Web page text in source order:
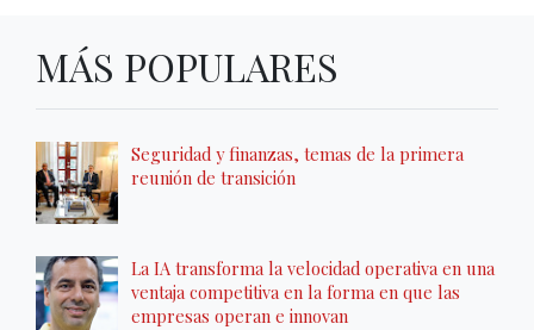
MÁS POPULARES
Seguridad y finanzas, temas de la primera
reunión de transición
La IA transforma la velocidad operativa en una
ventaja competitiva en la forma en que las
empresas operan e innovan